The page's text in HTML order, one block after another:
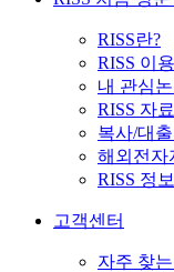
RISS란?
RISS 이
내 관심
RISS 자
복사/대
해외전자
RISS 정
고객센터
자주 찾